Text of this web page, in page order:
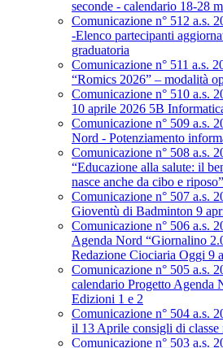
seconde - calendario 18-28
Comunicazione n° 512 a.s.
-Elenco partecipanti
graduatoria
Comunicazione n° 511 a.s.
“Romics 2026” – modalità
Comunicazione n° 510 a.s.
10 aprile 2026 5B
Comunicazione n° 509 a.s.
Nord - Potenziamento
Comunicazione n° 508 a.s.
“Educazione alla salute: il
nasce anche da cibo e riposo”
Comunicazione n° 507 a.s.
Gioventù di Badminton 9
Comunicazione n° 506 a.s.
Agenda Nord “Giornalino
Redazione Ciociaria Oggi 9
Comunicazione n° 505 a.s.
calendario Progetto Agenda
Edizioni 1 e 2
Comunicazione n° 504 a.s.
il 13 Aprile consigli di
Comunicazione n° 503 a.s.